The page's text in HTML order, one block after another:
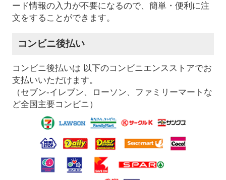
ード情報の入力が不要になるので、簡単・便利に注
文をすることができます。
コンビニ後払い
コンビニ後払いは 以下のコンビニエンスストアでお
支払いいただけます。
（セブン-イレブン、ローソン、ファミリーマートな
ど全国主要コンビニ）